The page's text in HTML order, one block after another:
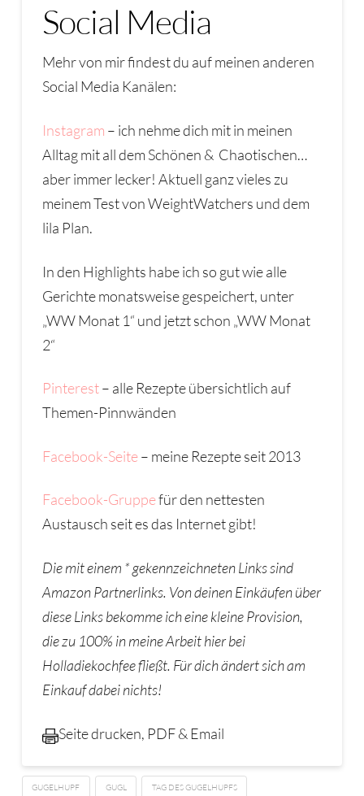
Social Media
Mehr von mir findest du auf meinen anderen
Social Media Kanälen:
Instagram – ich nehme dich mit in meinen
Alltag mit all dem Schönen & Chaotischen…
aber immer lecker! Aktuell ganz vieles zu
meinem Test von WeightWatchers und dem
lila Plan.
In den Highlights habe ich so gut wie alle
Gerichte monatsweise gespeichert, unter
„WW Monat 1“ und jetzt schon „WW Monat
2“
Pinterest– alle Rezepte übersichtlich auf
Themen-Pinnwänden
Facebook-Seite– meine Rezepte seit 2013
Facebook-Gruppefür den nettesten
Austausch seit es das Internet gibt!
Die mit einem * gekennzeichneten Links sind
Amazon Partnerlinks. Von deinen Einkäufenüber
diese Links bekomme ich eine kleine Provision,
die zu 100% in meine Arbeit hier bei
Holladiekochfee fließt. Für dichändert sich am
Einkauf dabei nichts!
Seite drucken, PDF & Email
GUGELHUPF GUGL TAG DES GUGELHUPFS